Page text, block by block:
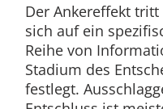
Der Ankereffekt
sich auf ein
Reihe von
Stadium des
festlegt.